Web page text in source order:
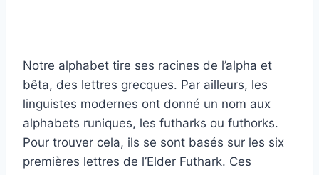
Notre alphabet tire ses racines de l’alpha et
bêta, des lettres grecques. Par ailleurs, les
linguistes modernes ont donné un nom aux
alphabets runiques, les futharks ou futhorks.
Pour trouver cela, ils se sont basés sur les six
premières lettres de l’Elder Futhark. Ces